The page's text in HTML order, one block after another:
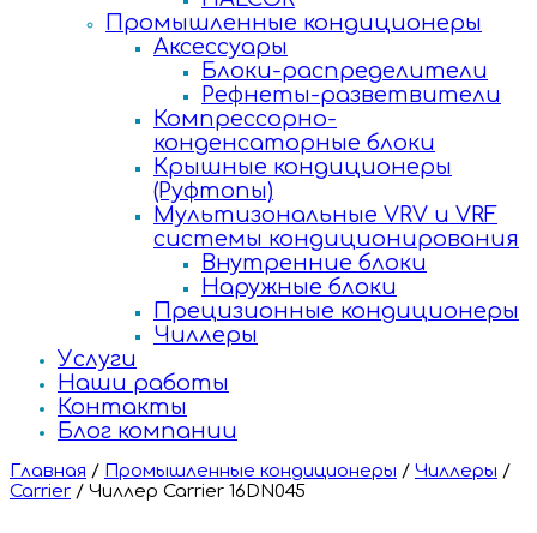
Промышленные кондиционеры
Аксессуары
Блоки-распределители
Рефнеты-разветвители
Компрессорно-
конденсаторные блоки
Крышные кондиционеры
(Руфтопы)
Мультизональные VRV и VRF
системы кондиционирования
Внутренние блоки
Наружные блоки
Прецизионные кондиционеры
Чиллеры
Услуги
Наши работы
Контакты
Блог компании
Главная / Промышленные кондиционеры / Чиллеры /
Carrier / Чиллер Carrier 16DN045